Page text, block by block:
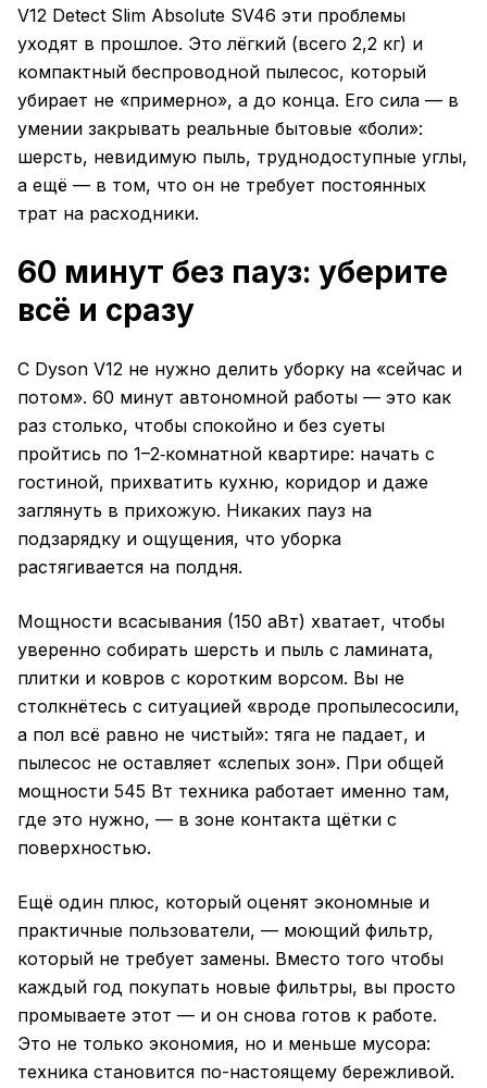
V12 Detect Slim Absolute SV46 эти проблемы
уходят в прошлое. Это лёгкий (всего 2,2 кг) и
компактный беспроводной пылесос, который
убирает не «примерно», а до конца. Его сила — в
умении закрывать реальные бытовые «боли»:
шерсть, невидимую пыль, труднодоступные углы,
а ещё — в том, что он не требует постоянных
трат на расходники.
60 минут без пауз: уберите
всё и сразу
С Dyson V12 не нужно делить уборку на «сейчас и
потом». 60 минут автономной работы — это как
раз столько, чтобы спокойно и без суеты
пройтись по 1–2‑комнатной квартире: начать с
гостиной, прихватить кухню, коридор и даже
заглянуть в прихожую. Никаких пауз на
подзарядку и ощущения, что уборка
растягивается на полдня.
Мощности всасывания (150 аВт) хватает, чтобы
уверенно собирать шерсть и пыль с ламината,
плитки и ковров с коротким ворсом. Вы не
столкнётесь с ситуацией «вроде пропылесосили,
а пол всё равно не чистый»: тяга не падает, и
пылесос не оставляет «слепых зон». При общей
мощности 545 Вт техника работает именно там,
где это нужно, — в зоне контакта щётки с
поверхностью.
Ещё один плюс, который оценят экономные и
практичные пользователи, — моющий фильтр,
который не требует замены. Вместо того чтобы
каждый год покупать новые фильтры, вы просто
промываете этот — и он снова готов к работе.
Это не только экономия, но и меньше мусора:
техника становится по-настоящему бережливой.